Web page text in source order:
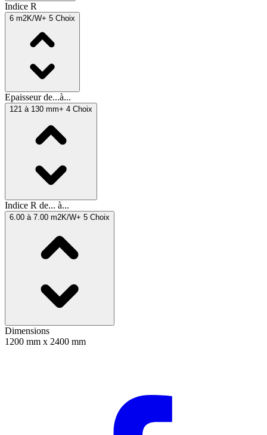
Indice R
6 m2K/W+ 5 Choix
Epaisseur de...à...
121 à 130 mm+ 4 Choix
Indice R de... à...
6.00 à 7.00 m2K/W+ 5 Choix
Dimensions
1200 mm x 2400 mm